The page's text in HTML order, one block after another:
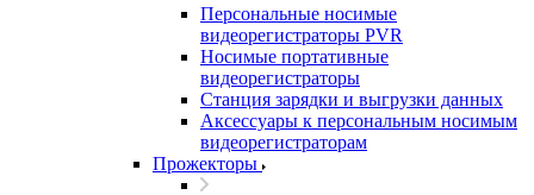
Персональные носимые
видеорегистраторы PVR
Носимые портативные
видеорегистраторы
Станция зарядки и выгрузки данных
Аксессуары к персональным носимым
видеорегистраторам
Прожекторы